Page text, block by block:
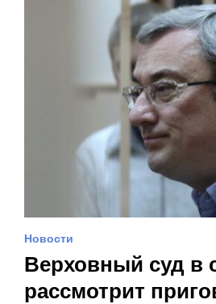
Новости
Верховный суд в
рассмотрит